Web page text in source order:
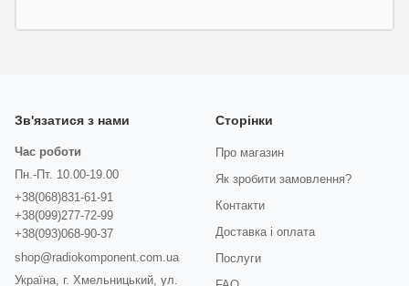
Зв'язатися з нами
Час роботи
Пн.-Пт. 10.00-19.00
+38(068)831-61-91
+38(099)277-72-99
+38(093)068-90-37
shop@radiokomponent.com.ua
Україна, г. Хмельницький, ул.
Сторінки
Про магазин
Як зробити замовлення?
Контакти
Доставка і оплата
Послуги